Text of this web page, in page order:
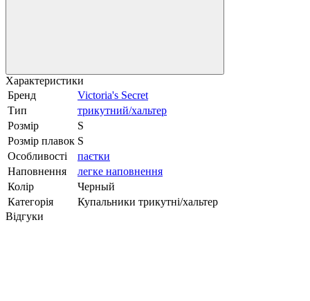
Характеристики
Бренд
Victoria's Secret
Тип
трикутний/хальтер
Розмір
S
Розмір плавок S
Особливості
паєтки
Наповнення
легке наповнення
Колір
Черный
Категорія
Купальники трикутні/хальтер
Відгуки